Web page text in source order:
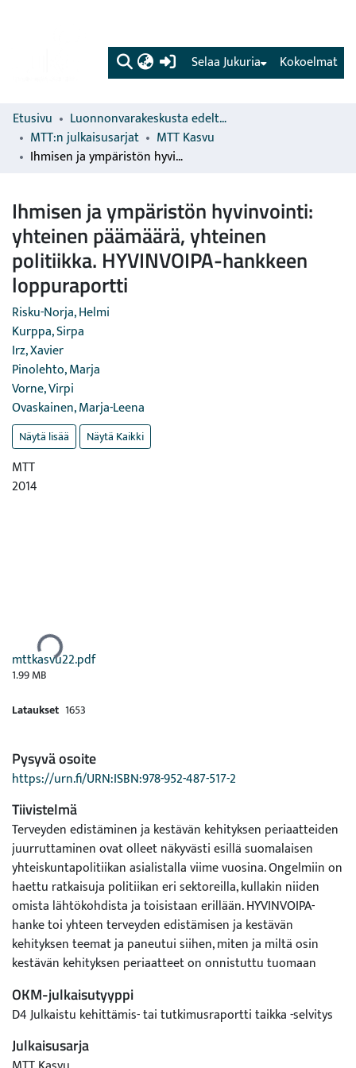
(current) Kokoelmat
Selaa Jukuria
Etusivu
Luonnonvarakeskusta edeltävien organisaatioiden sarjat
MTT:n julkaisusarjat
MTT Kasvu
Ihmisen ja ympäristön hyvinvointi: yhteinen päämäärä, yhteinen politiikka. HYVINVOIPA-hankkeen loppuraportti
Ihmisen ja ympäristön hyvinvointi:
yhteinen päämäärä, yhteinen
politiikka. HYVINVOIPA-hankkeen
loppuraportti
Risku-Norja, Helmi
Kurppa, Sirpa
Irz, Xavier
Pinolehto, Marja
Vorne, Virpi
Ovaskainen, Marja-Leena
Näytä lisää Näytä Kaikki
MTT
2014
Ladataan...
mttkasvu22.pdf
1.99 MB
Lataukset 1653
Pysyvä osoite
https://urn.fi/URN:ISBN:978-952-487-517-2
Tiivistelmä
Terveyden edistäminen ja kestävän kehityksen periaatteiden
juurruttaminen ovat olleet näkyvästi esillä suomalaisen
yhteiskuntapolitiikan asialistalla viime vuosina. Ongelmiin on
haettu ratkaisuja politiikan eri sektoreilla, kullakin niiden
omista lähtökohdista ja toisistaan erillään. HYVINVOIPA-
hanke toi yhteen terveyden edistämisen ja kestävän
kehityksen teemat ja paneutui siihen, miten ja miltä osin
kestävän kehityksen periaatteet on onnistuttu tuomaan
liikuntapolitiikkaan.
Lähtökohtana olivat suomalaisen yhteiskunnan keskeisiksi
ongelmiksi tunnistetut terveyserot eri väestöryhmien välillä
sekä kulutuksesta johtuva ympäristökuormitus. Hankkeessa
OKM-julkaisutyyppi
D4 Julkaistu kehittämis- tai tutkimusraportti taikka -selvitys
Julkaisusarja